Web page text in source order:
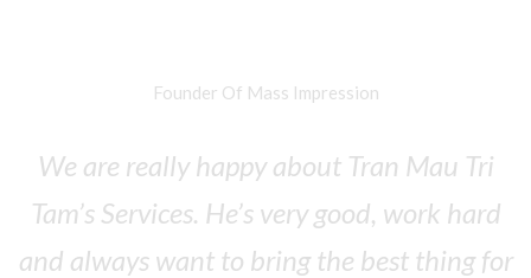
We are really happy about Tran Mau Tri
Tam’s Services. He’s very good, work hard
and always want to bring the best thing for
Founder Of Mass Impression